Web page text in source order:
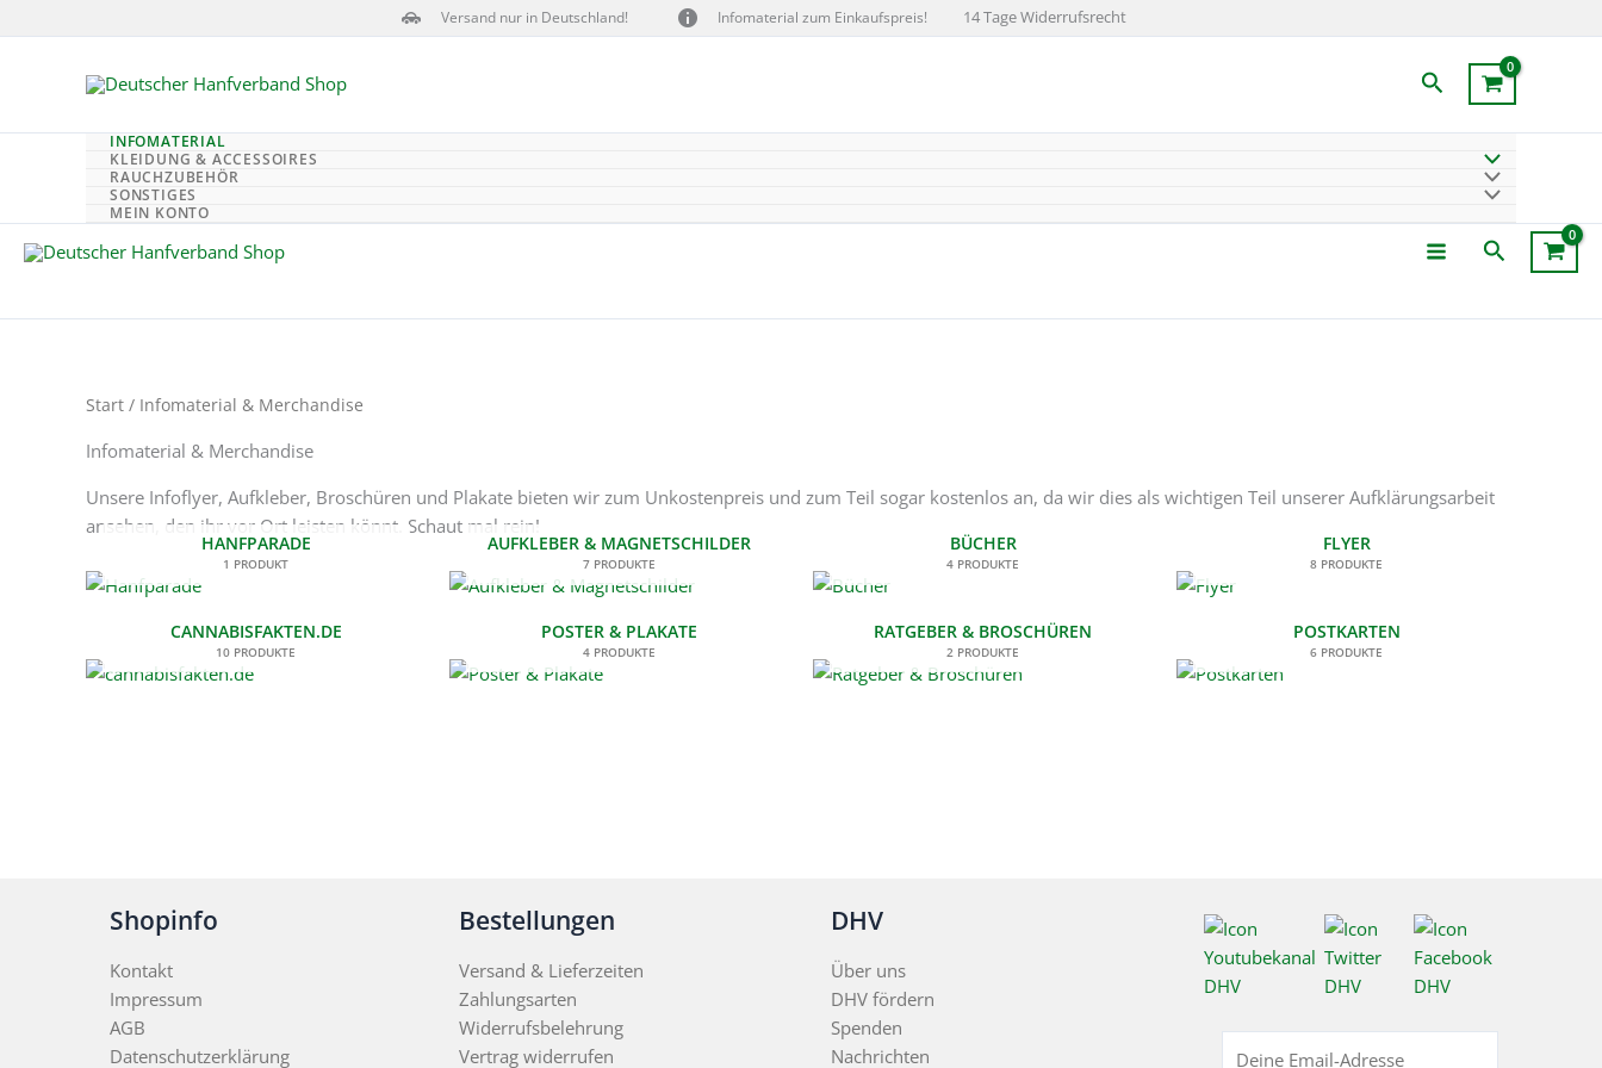
Inhalt
Versand nur in Deutschland! Infomaterial zum Einkaufspreis! 14 Tage Widerrufsrecht
Suchen
INFOMATERIAL
KLEIDUNG & ACCESSOIRES
RAUCHZUBEHÖR
SONSTIGES
MEIN KONTO
Suchen
Start / Infomaterial & Merchandise
Infomaterial & Merchandise
Unsere Infoflyer, Aufkleber, Broschüren und Plakate bieten wir zum Unkostenpreis und zum Teil sogar kostenlos an, da wir dies als wichtigen Teil unserer Aufklärungsarbeit
ansehen, den ihr vor Ort leisten könnt. Schaut mal rein!
HANFPARADE
1 PRODUKT
AUFKLEBER & MAGNETSCHILDER
7 PRODUKTE
BÜCHER
4 PRODUKTE
FLYER
8 PRODUKTE
CANNABISFAKTEN.DE
10 PRODUKTE
POSTER & PLAKATE
4 PRODUKTE
RATGEBER & BROSCHÜREN
2 PRODUKTE
POSTKARTEN
6 PRODUKTE
Shopinfo
Kontakt
Impressum
AGB
Datenschutzerklärung
Bestellungen
Versand & Lieferzeiten
Zahlungsarten
Widerrufsbelehrung
Vertrag widerrufen
DHV
Über uns
DHV fördern
Spenden
Nachrichten